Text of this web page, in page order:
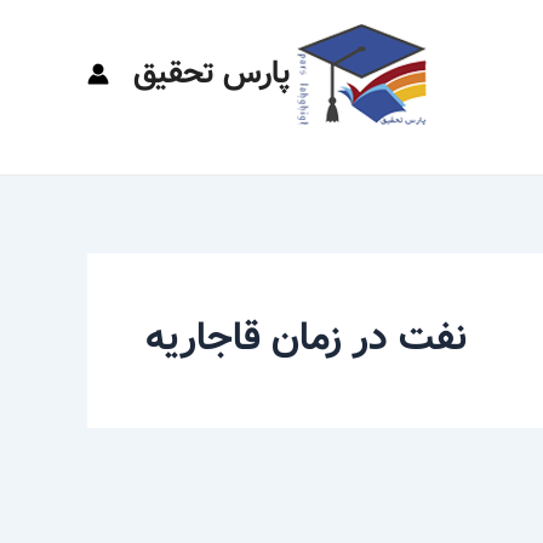
پارس تحقیق
نفت در زمان قاجاریه